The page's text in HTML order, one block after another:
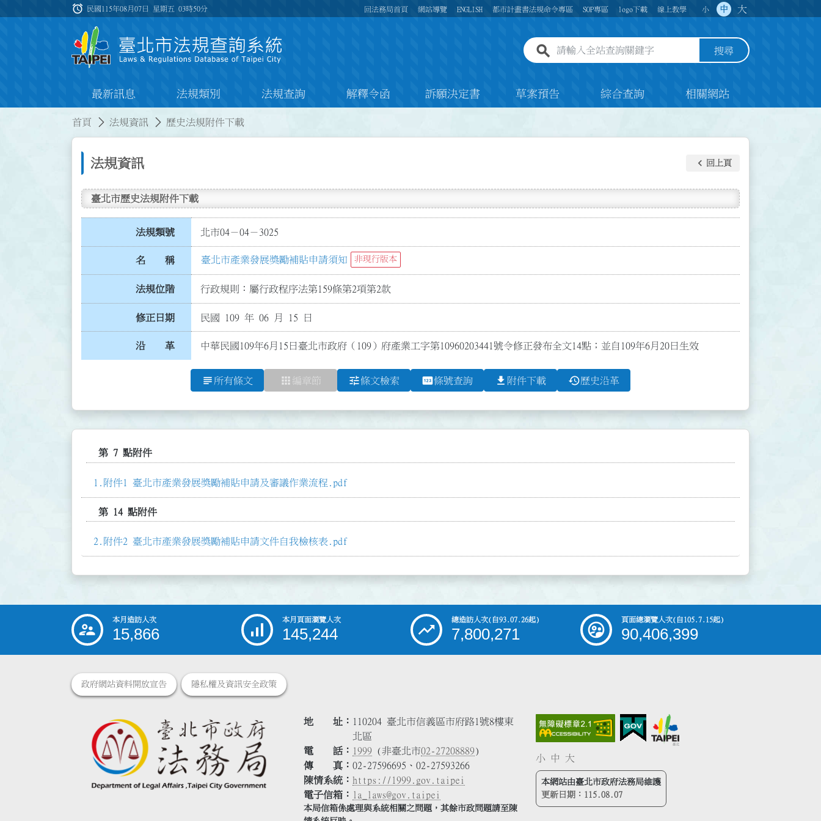
:::
alarm 民國115年08月07日 星期五03時50分 回法務局首頁 網站導覽 ENGLISH 都市計畫書法規命令專區 SOP專區 logo下載 線上教學 小 中 大
全站查詢關鍵字欄位 搜尋
最新訊息 法規類別 法規查詢 解釋令函 訴願決定書 草案預告 綜合查詢 相關網站
首頁 法規資訊 歷史法規附件下載
法規資訊 keyboard_arrow_left 回上頁
臺北市歷史法規附件下載
法規類號 北市04－04－3025
名 稱 臺北市產業發展獎勵補貼申請須知 非現行版本
法規位階 行政規則：屬行政程序法第159條第2項第2款
修正日期 民國 109 年 06 月 15 日
沿 革 中華民國109年6月15日臺北市政府（109）府產業工字第10960203441號令修正發布全文14點；並自109年6月20日生效
subject 所有條文 apps 編章節 tune條文檢索 pin條號查詢 file_download 附件下載 history歷史沿革
第 7 點附件
附件1 臺北市產業發展獎勵補貼申請及審議作業流程.pdf
第 14 點附件
附件2 臺北市產業發展獎勵補貼申請文件自我檢核表.pdf
::: 本月造訪人次
15,866
本月頁面瀏覽人次
145,244
總造訪人次(自93.07.26起)
7,800,271
頁面總瀏覽人次(自105.7.15起)
90,406,399
政府網站資料開放宣告 隱私權及資訊安全政策
地 址
110204 臺北市信義區市府路1號8樓東
北區
電 話
1999 (非臺北市02-27208889)
傳 真
02-27596695、02-27593266
陳情系統
https://1999.gov.taipei
電子信箱
la_laws@gov.taipei
本局信箱係處理與系統相關之問題，其餘市政問題請至陳
小 中 大
本網站由臺北市政府法務局維護
更新日期： 115.08.07